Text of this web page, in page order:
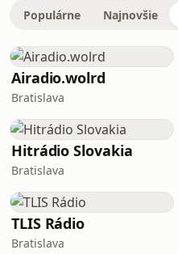
Populárne Najnovšie
Airadio.wolrd
Bratislava
Hitrádio Slovakia
Bratislava
TLIS Rádio
Bratislava